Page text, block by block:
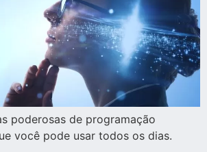
poderosas de programação
você pode usar todos os dias.